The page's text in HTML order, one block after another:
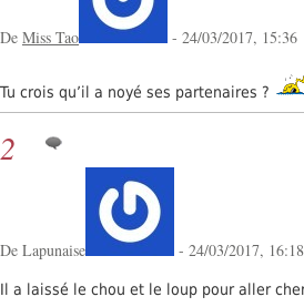
De Miss Tao - 24/03/2017, 15:36
Tu crois qu’il a noyé ses partenaires ?
2
De Lapunaise - 24/03/2017, 16:18
Il a laissé le chou et le loup pour aller